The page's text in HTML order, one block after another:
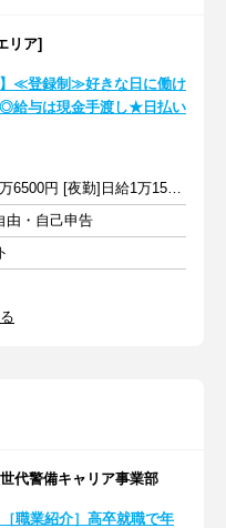
リア]
】≪登録制≫好きな日に働け
給与は現金手渡し★日払い
[日勤]日給9500～1万6500円 [夜勤]日給1万1500～1万9500円
由・自己申告
代警備キャリア事業部
［職業紹介］高卒就職で年